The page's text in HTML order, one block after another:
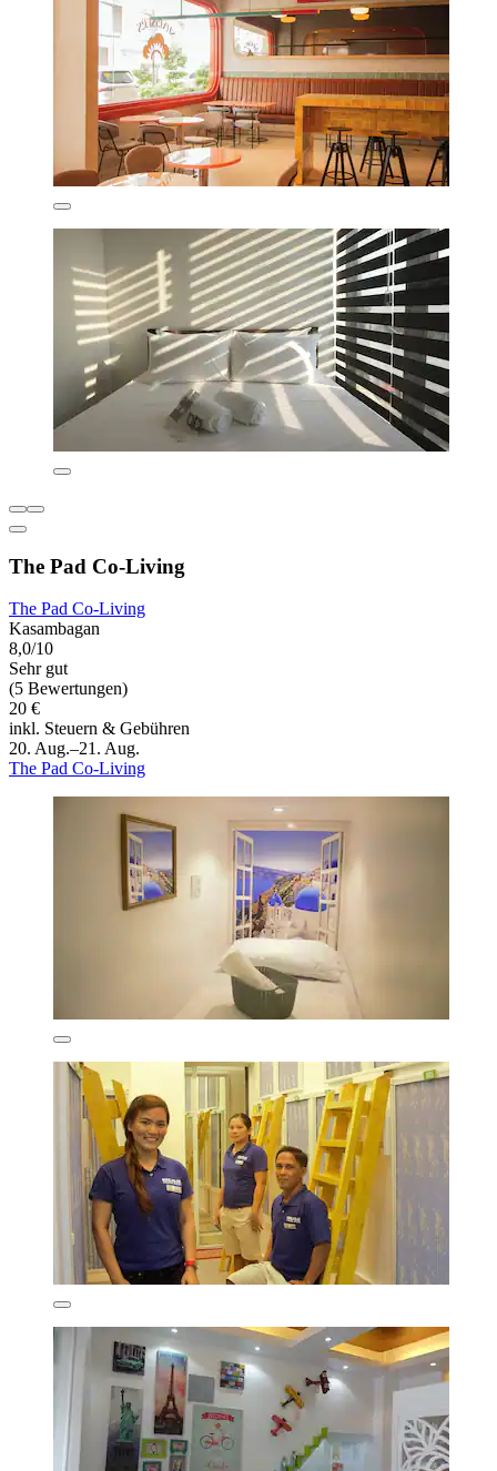
The Pad Co-Living
The Pad Co-Living
Kasambagan
8,0/10
Sehr gut
(5 Bewertungen)
20 €
inkl. Steuern & Gebühren
20. Aug.–21. Aug.
The Pad Co-Living